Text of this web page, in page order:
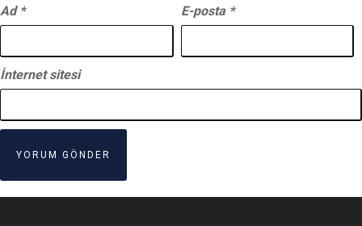
Ad * E-posta *
İnternet sitesi